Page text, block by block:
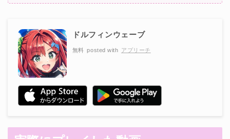
ドルフィンウェーブ
無料 posted with アプリーチ